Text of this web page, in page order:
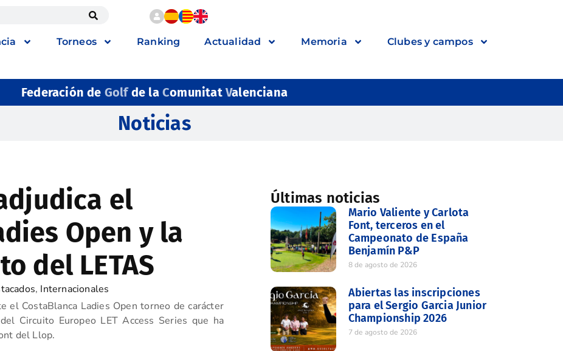
Torneos Ranking Actualidad Memoria Clubes y campos
Federación de Golfde la ComunitatValenciana
Noticias
el
Open y la
del LETAS
, Internacionales
el CostaBlanca Ladies Open torneo de carácter
Circuito Europeo LET Access Series que ha
del Llop.
Últimas noticias
Mario Valiente y Carlota
Font, terceros en el
Campeonato de España
Benjamín P&P
8 de agosto de 2026
Abiertas las inscripciones
para el Sergio Garcia Junior
Championship 2026
7 de agosto de 2026